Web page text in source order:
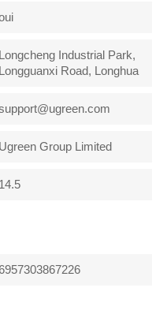
Longcheng Industrial Park,
Longguanxi Road, Longhua
Ugreen Group Limited
14.5